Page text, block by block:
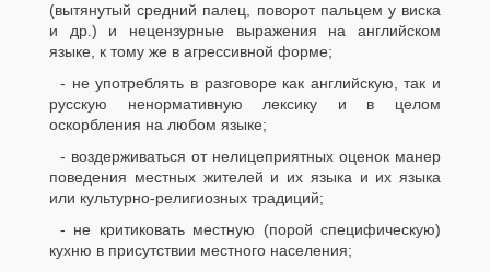
(вытянутый средний палец, поворот пальцем у виска
и др.) и нецензурные выражения на английском
языке, к тому же в агрессивной форме;
- не употреблять в разговоре как английскую, так и
русскую ненормативную лексику и в целом
оскорбления на любом языке;
- воздерживаться от нелицеприятных оценок манер
поведения местных жителей и их языка и их языка
или культурно-религиозных традиций;
- не критиковать местную (порой специфическую)
кухню в присутствии местного населения;